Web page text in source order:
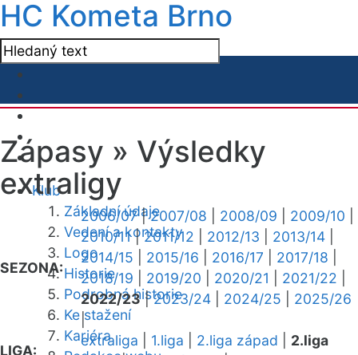
HC Kometa Brno
Klub
Základní údaje
Vedení a kontakty
Logo
Historie
Podrobná historie
Ke stažení
Kariéra
Zápasy » Výsledky
extraligy
SEZONA:
2006/07|2007/08 2008/09 2009/10
2010/11|2011/12 2012/13 2013/14
2014/15
2015/16 2016/17 2017/18
2018/19
2019/20 2020/21 2021/22
2022/23|2023/24 2024/25
2025/26
|
LIGA:
extraliga 1.liga 2.liga západ
2.liga